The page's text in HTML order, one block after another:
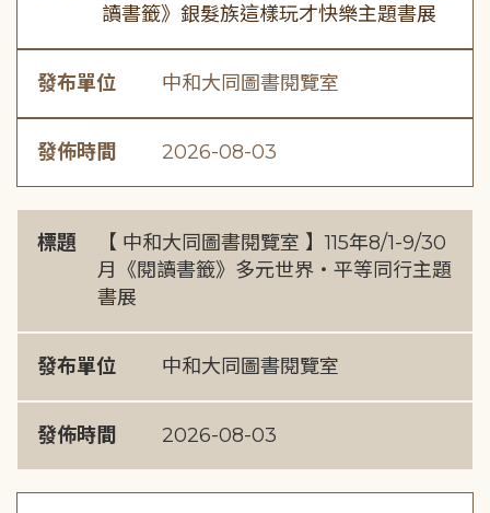
讀書籤》銀髮族這樣玩才快樂主題書展
發布單位 中和大同圖書閱覽室
發佈時間 2026-08-03
標題
【 中和大同圖書閱覽室 】115年8/1-9/30
月《閱讀書籤》多元世界・平等同行主題
書展
發布單位 中和大同圖書閱覽室
發佈時間 2026-08-03